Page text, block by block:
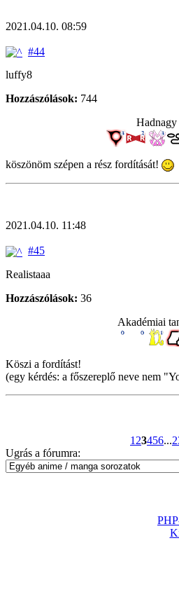
2021.04.10. 08:59
#44
luffy8
Hozzászólások: 744
Hadnagy
köszönöm szépen a rész fordítását!
2021.04.10. 11:48
#45
Realistaaa
Hozzászólások: 36
Akadémiai
Köszi a fordítást!
(egy kérdés: a főszereplő neve nem
1 23456...
Ugrás a fórumra: